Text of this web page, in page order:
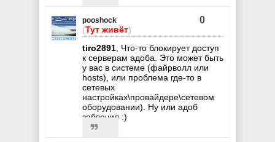
pooshock
(Тут живёт)
0
tiro2891 , Что-то блокирует доступ
к серверам адоба. Это может быть
у вас в системе (файрволл или
hosts), или проблема где-то в
сетевых
настройках\провайдере\сетевом
оборудовании). Ну или адоб
заблочил :)